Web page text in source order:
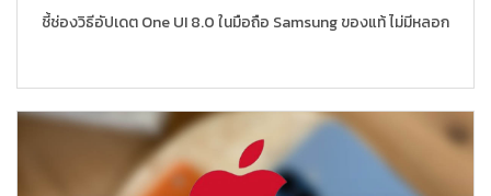
ชี้ช่องวิธีอัปเดต One UI 8.0 ในมือถือ Samsung ของแท้ ไม่มีหลอก